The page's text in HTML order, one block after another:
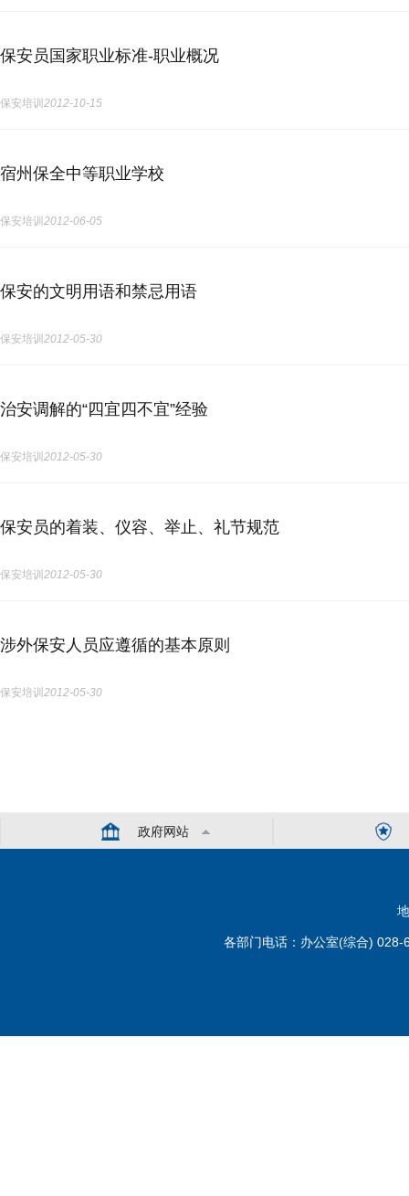
保安员国家职业标准-职业概况
保安培训 2012-10-15
宿州保全中等职业学校
保安培训 2012-06-05
保安的文明用语和禁忌用语
保安培训 2012-05-30
治安调解的“四宜四不宜”经验
保安培训 2012-05-30
保安员的着装、仪容、举止、礼节规范
保安培训 2012-05-30
涉外保安人员应遵循的基本原则
保安培训 2012-05-30
政府网站
各部门电话：办公室(综合)